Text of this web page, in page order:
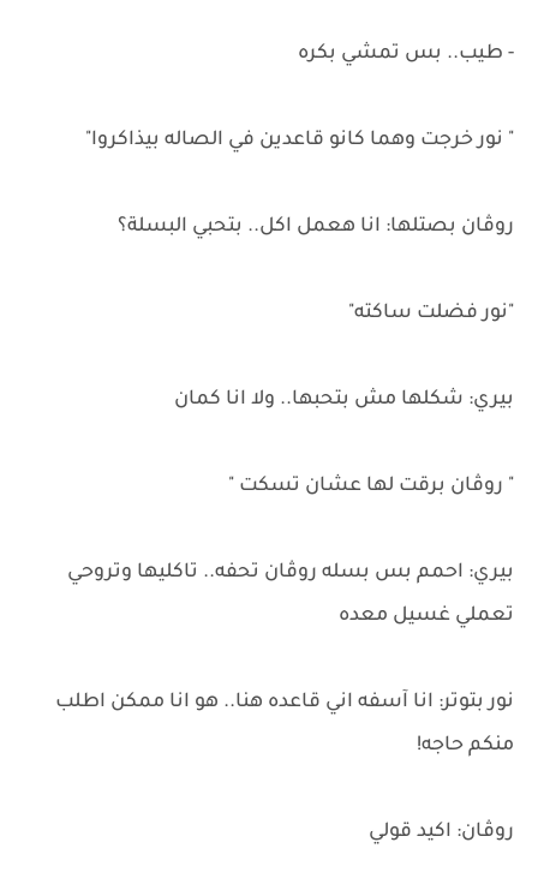
- طيب.. بس تمشي بكره
" نور خرجت وهما كانو قاعدين في الصاله بيذاكروا"
روڤان بصتلها: انا هعمل اكل.. بتحبي البسلة؟
"نور فضلت ساكته"
بيري: شكلها مش بتحبها.. ولا انا كمان
" روڤان برقت لها عشان تسكت "
بيري: احمم بس بسله روڤان تحفه.. تاكليها وتروحي
تعملي غسيل معده
نور بتوتر: انا آسفه اني قاعده هنا.. هو انا ممكن اطلب
منكم حاجه!
روڤان: اكيد قولي